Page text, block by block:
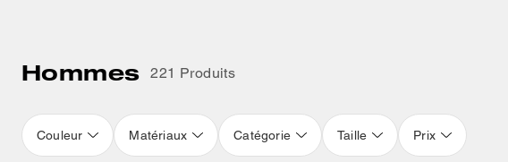
Hommes 221 Produits
Couleur Matériaux Catégorie Taille Prix